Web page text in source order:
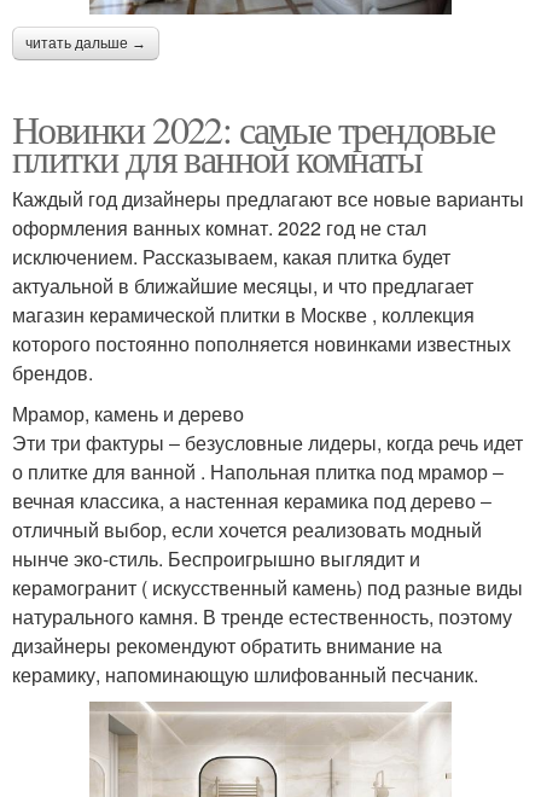
читать дальше →
Новинки 2022: самые трендовые
плитки для ванной комнаты
Каждый год дизайнеры предлагают все новые варианты
оформления ванных комнат. 2022 год не стал
исключением. Рассказываем, какая плитка будет
актуальной в ближайшие месяцы, и что предлагает
магазин керамической плитки в Москве , коллекция
которого постоянно пополняется новинками известных
брендов.
Мрамор, камень и дерево
Эти три фактуры ‒ безусловные лидеры, когда речь идет
о плитке для ванной . Напольная плитка под мрамор ‒
вечная классика, а настенная керамика под дерево ‒
отличный выбор, если хочется реализовать модный
нынче эко-стиль. Беспроигрышно выглядит и
керамогранит ( искусственный камень) под разные виды
натурального камня. В тренде естественность, поэтому
дизайнеры рекомендуют обратить внимание на
керамику, напоминающую шлифованный песчаник.